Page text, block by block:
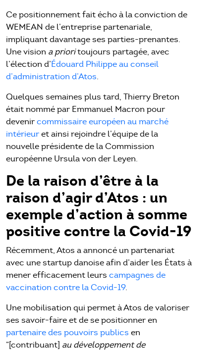
Ce positionnement fait écho à la conviction de
WEMEAN de l’entreprise partenariale,
impliquant davantage ses parties-prenantes.
Une vision a prioritoujours partagée, avec
l’élection d’Édouard Philippe au conseil
d’administration d’Atos.
Quelques semaines plus tard, Thierry Breton
était nommé par Emmanuel Macron pour
devenircommissaire européen au marché
intérieuret ainsi rejoindre l’équipe de la
nouvelle présidente de la Commission
européenne Ursula von der Leyen.
De la raison d’être à la
raison d’agir d’Atos : un
exemple d’action à somme
positive contre la Covid-19
Récemment, Atos a annoncé un partenariat
avec une startup danoise afin d’aider les États à
mener efficacement leurscampagnes de
vaccination contre la Covid-19.
Une mobilisation qui permet à Atos de valoriser
ses savoir-faire et de se positionner en
partenaire des pouvoirs publics en
“[contribuant] au développement de